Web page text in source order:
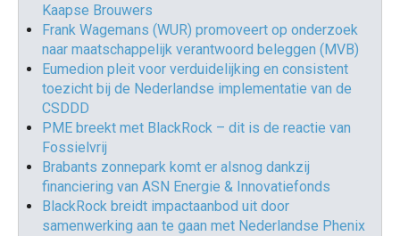
Kaapse Brouwers
Frank Wagemans (WUR) promoveert op onderzoek
naar maatschappelijk verantwoord beleggen (MVB)
Eumedion pleit voor verduidelijking en consistent
toezicht bij de Nederlandse implementatie van de
CSDDD
PME breekt met BlackRock – dit is de reactie van
Fossielvrij
Brabants zonnepark komt er alsnog dankzij
financiering van ASN Energie & Innovatiefonds
BlackRock breidt impactaanbod uit door
samenwerking aan te gaan met Nederlandse Phenix